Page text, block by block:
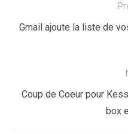
de
Previous
Gmail ajoute la liste de
Next
Coup de Coeur pour
box